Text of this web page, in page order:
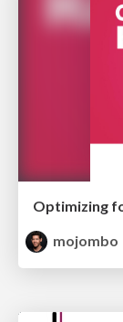
Optimizing
mojombo